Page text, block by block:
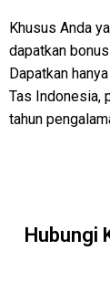
Khusus Anda
dapatkan
Dapatkan
Tas Indonesia,
tahun
Hubungi